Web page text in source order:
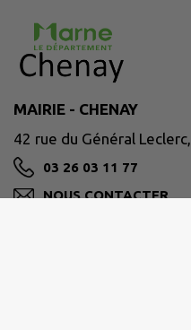
MAIRIE - CHENAY
42 rue du Général
03 26 03 11 77
NOUS CONTACTER